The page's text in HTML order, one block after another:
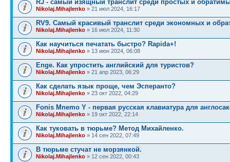
RJ - самый изящный транслит среди простых и
Nikolaj.Mihajlenko » 21 июл 2024, 16:17
RV9. Самый красивый транслит среди экономных и
Nikolaj.Mihajlenko » 16 июл 2024, 11:30
Как научиться печатать быстро? Rapida+!
Nikolaj.Mihajlenko » 13 июн 2024, 06:08
Enge. Как упростить английский для туристов?
Nikolaj.Mihajlenko » 21 апр 2023, 06:29
Как сделать язык проще, чем Эсперанто?
Nikolaj.Mihajlenko » 23 окт 2022, 04:29
Fonis Mnemo Y - первая русская клавиатура для
Nikolaj.Mihajlenko » 19 окт 2022, 22:14
Как туковать в тюрьме? Метод Михайленко.
Nikolaj.Mihajlenko » 14 сен 2022, 07:49
В тюрьме стучат не морзянкой.
Nikolaj.Mihajlenko » 12 сен 2022, 00:43